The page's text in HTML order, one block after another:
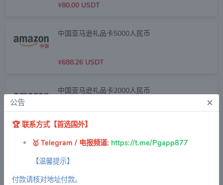
¥80.00 USDT
中国亚马逊礼品卡5000人民币
¥688.26 USDT
中国亚马逊礼品卡2000人民币
¥268.89 USDT
中国亚马逊礼品卡1000人民币
¥138.26 USDT
公告 ×
🏆联系方式【首选国外】
🥇 Telegram / 电报频道: https://t.me/Pgapp877
【温馨提示】
付款请核对地址付款。